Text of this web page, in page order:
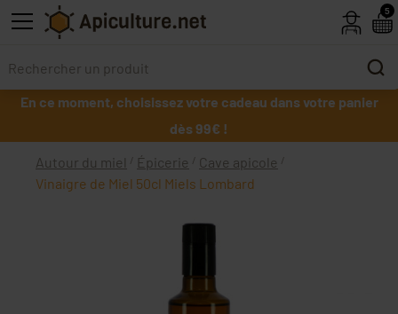
Skip to main content
En ce moment, choisissez votre cadeau dans votre panier
dès 99€ !
Autour du miel Épicerie
Cave apicole
Vinaigre de Miel 50cl Miels Lombard
5